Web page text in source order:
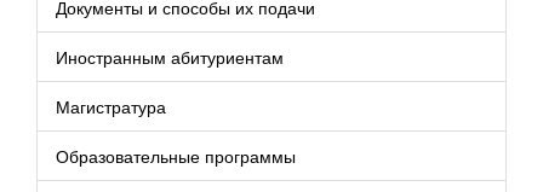
Документы и способы их подачи
Иностранным абитуриентам
Магистратура
Образовательные программы